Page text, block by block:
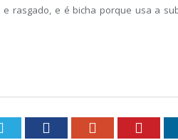
rasgado, e é bicha porque usa a
Twitter Facebook Google+